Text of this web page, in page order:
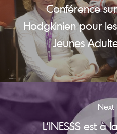
Conférence
Hodgkinien pour
Jeunes
Next
L’INESSS est